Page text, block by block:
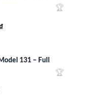
₫.
là:
🏆
131 – Full
🏆